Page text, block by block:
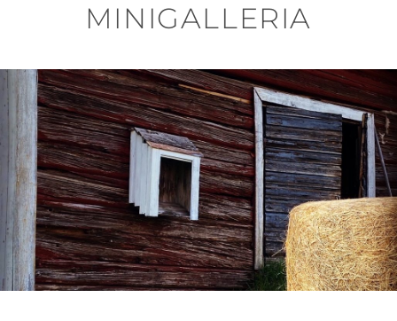
MINIGALLERIA